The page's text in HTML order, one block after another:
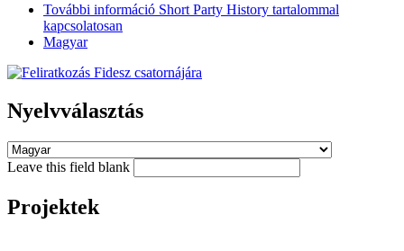
További információ Short Party History tartalommal
kapcsolatosan
Magyar
Nyelvválasztás
Leave this field blank
Projektek